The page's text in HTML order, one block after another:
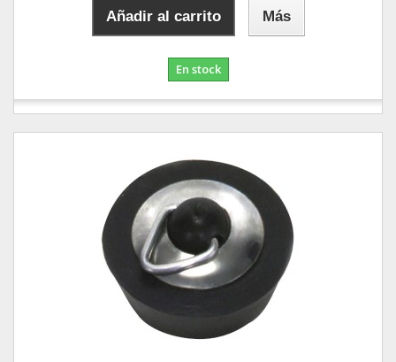
Añadir al carrito Más
En stock